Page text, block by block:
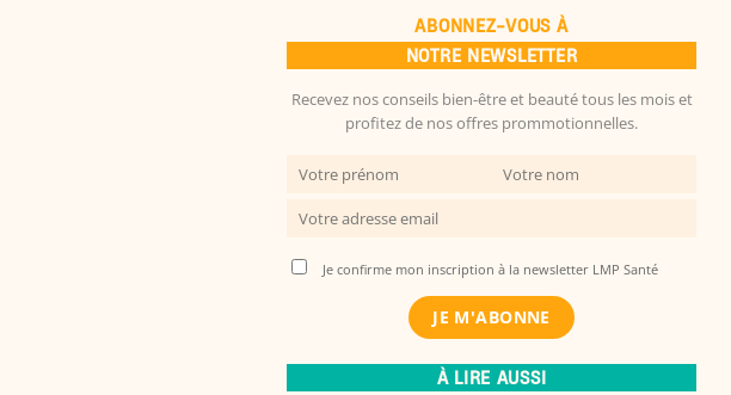
ABONNEZ-VOUS À
NOTRE NEWSLETTER
Recevez nos conseils bien-être et beauté tous les mois et
profitez de nos offres prommotionnelles.
Je confirme mon inscription à la newsletter LMP Santé
À LIRE AUSSI